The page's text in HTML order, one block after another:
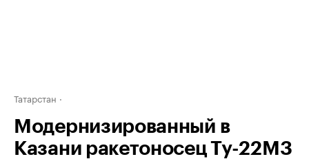
Татарстан
Модернизированный в
Казани ракетоносец Ту-22М3